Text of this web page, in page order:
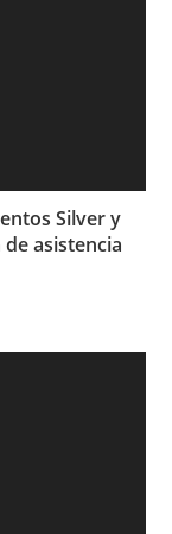
Silver y
asistencia